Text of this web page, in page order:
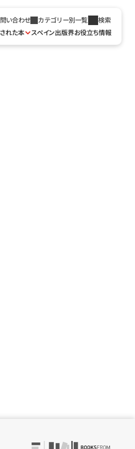
い合わせ カテゴリー別一覧
検索
れた本 スペイン出版界お役立ち情報